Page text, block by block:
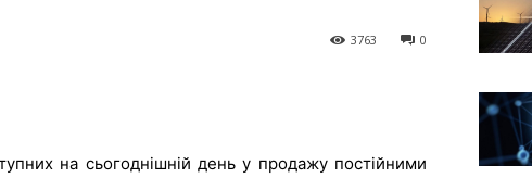
0
3763
на сьогоднішній день у продажу постійними